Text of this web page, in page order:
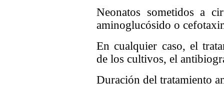
Neonatos sometidos a
aminoglucósido o
En cualquier caso, el
de los cultivos, el
Duración del tratamiento